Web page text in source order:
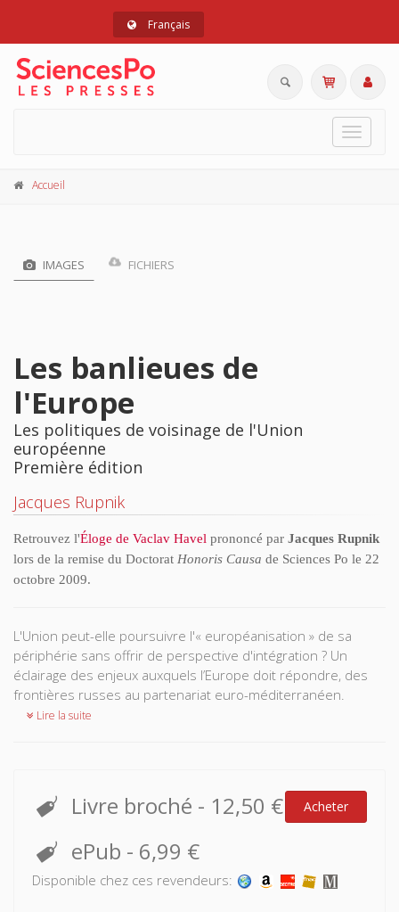
Français
Toggle
Accueil
IMAGES FICHIERS
Les banlieues de
l'Europe
Les politiques de voisinage de l'Union
européenne
Première édition
Jacques Rupnik
Retrouvez l'Éloge de Vaclav Havel prononcé par Jacques Rupnik
lors de la remise du Doctorat Honoris Causa de Sciences Po le 22
octobre 2009.
L'Union peut-elle poursuivre l'« européanisation » de sa
périphérie sans offrir de perspective d'intégration ? Un
éclairage des enjeux auxquels l’Europe doit répondre, des
frontières russes au partenariat euro-méditerranéen.
Lire la suite
Livre broché - 12,50 € Acheter
ePub - 6,99 €
Disponible chez ces revendeurs: